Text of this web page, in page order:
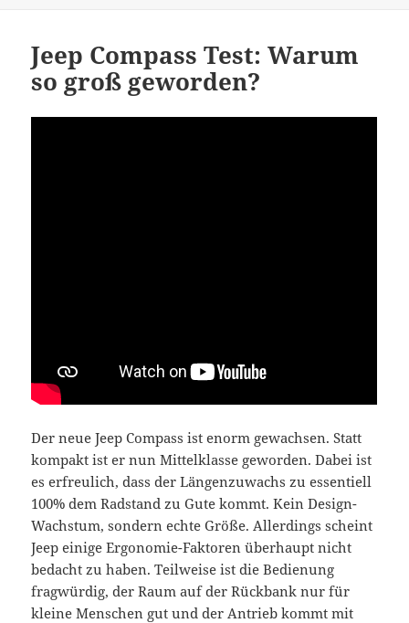
Jeep Compass Test: Warum
so groß geworden?
Der neue Jeep Compass ist enorm gewachsen. Statt
kompakt ist er nun Mittelklasse geworden. Dabei ist
es erfreulich, dass der Längenzuwachs zu essentiell
100% dem Radstand zu Gute kommt. Kein Design-
Wachstum, sondern echte Größe. Allerdings scheint
Jeep einige Ergonomie-Faktoren überhaupt nicht
bedacht zu haben. Teilweise ist die Bedienung
fragwürdig, der Raum auf der Rückbank nur für
kleine Menschen gut und der Antrieb kommt mit